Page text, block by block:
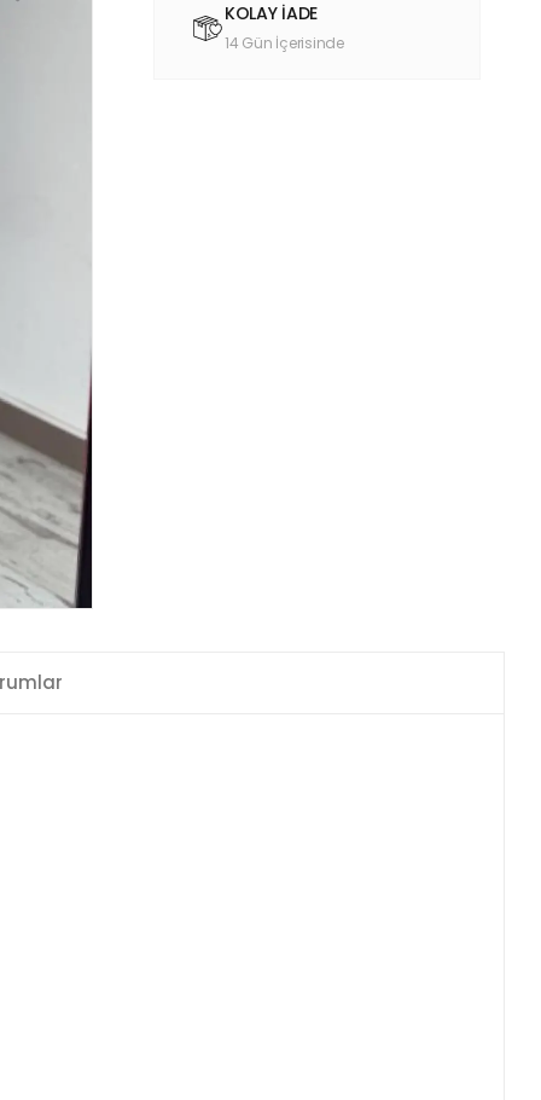
KOLAY İADE
14 Gün İçerisinde